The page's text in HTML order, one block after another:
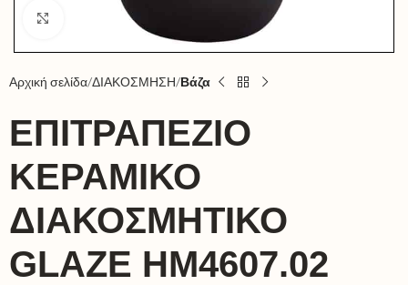
Click to enlarge
Αρχική σελίδα ΔΙΑΚΟΣΜΗΣΗ Βάζα
ΕΠΙΤΡΑΠΕΖΙΟ
ΚΕΡΑΜΙΚΟ
ΔΙΑΚΟΣΜΗΤΙΚΟ
GLAΖΕ HM4607.02